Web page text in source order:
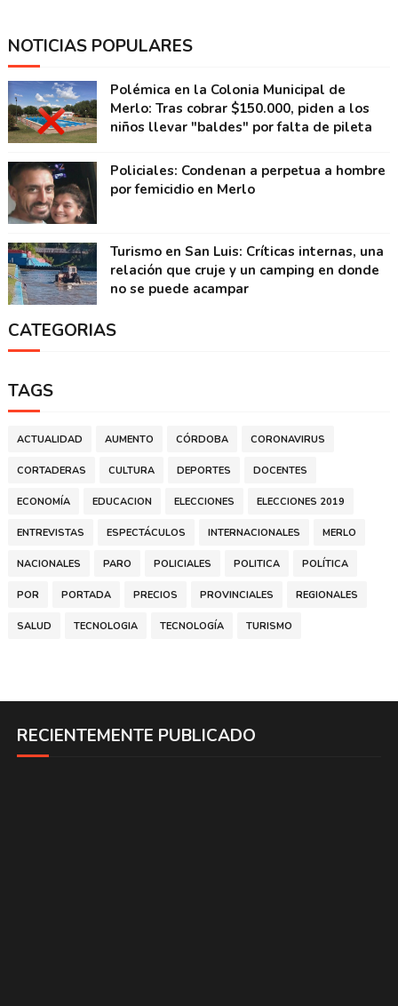
NOTICIAS POPULARES
Polémica en la Colonia Municipal de
Merlo: Tras cobrar $150.000, piden a los
niños llevar "baldes" por falta de pileta
Policiales: Condenan a perpetua a hombre
por femicidio en Merlo
Turismo en San Luis: Críticas internas, una
relación que cruje y un camping en donde
no se puede acampar
CATEGORIAS
TAGS
ACTUALIDAD AUMENTO CÓRDOBA CORONAVIRUS
CORTADERAS CULTURA DEPORTES DOCENTES
ECONOMÍA EDUCACION ELECCIONES ELECCIONES 2019
ENTREVISTAS ESPECTÁCULOS INTERNACIONALES MERLO
NACIONALES PARO POLICIALES POLITICA POLÍTICA
POR PORTADA PRECIOS PROVINCIALES REGIONALES
SALUD TECNOLOGIA TECNOLOGÍA TURISMO
RECIENTEMENTE PUBLICADO